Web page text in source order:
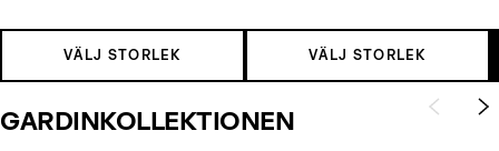
VÄLJ STORLEK VÄLJ STORLEK
GARDINKOLLEKTIONEN